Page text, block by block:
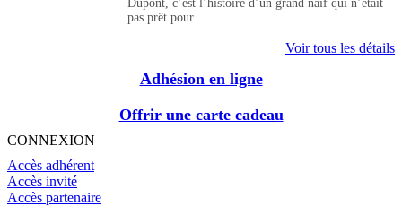
Dupont, c’est l’histoire d’un grand naïf qui n’était
pas prêt pour ...
Voir tous les détails
Adhésion en ligne
Offrir une carte cadeau
CONNEXION
Accès adhérent
Accès invité
Accès partenaire